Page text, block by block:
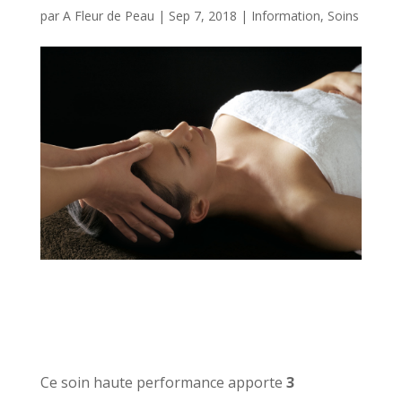
par A Fleur de Peau | Sep 7, 2018 | Information, Soins
Ce soin haute performance apporte 3